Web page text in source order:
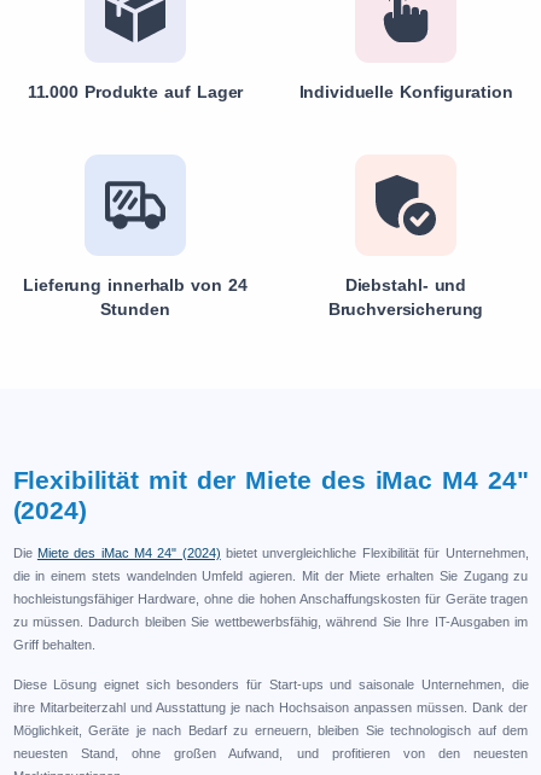
11.000 Produkte auf Lager Individuelle Konfiguration
Lieferung innerhalb von 24
Stunden
Diebstahl- und
Bruchversicherung
Flexibilität mit der Miete des iMac M4 24"
(2024)
Die Miete des iMac M4 24" (2024) bietet unvergleichliche Flexibilität für Unternehmen,
die in einem stets wandelnden Umfeld agieren. Mit der Miete erhalten Sie Zugang zu
hochleistungsfähiger Hardware, ohne die hohen Anschaffungskosten für Geräte tragen
zu müssen. Dadurch bleiben Sie wettbewerbsfähig, während Sie Ihre IT-Ausgaben im
Griff behalten.
Diese Lösung eignet sich besonders für Start-ups und saisonale Unternehmen, die
ihre Mitarbeiterzahl und Ausstattung je nach Hochsaison anpassen müssen. Dank der
Möglichkeit, Geräte je nach Bedarf zu erneuern, bleiben Sie technologisch auf dem
neuesten Stand, ohne großen Aufwand, und profitieren von den neuesten